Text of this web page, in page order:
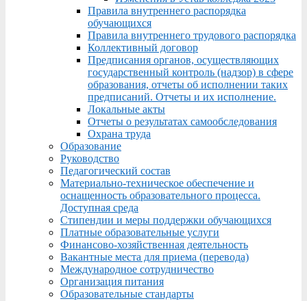
Правила внутреннего распорядка
обучающихся
Правила внутреннего трудового распорядка
Коллективный договор
Предписания органов, осуществляющих
государственный контроль (надзор) в сфере
образования, отчеты об исполнении таких
предписаний. Отчеты и их исполнение.
Локальные акты
Отчеты о результатах самообследования
Охрана труда
Образование
Руководство
Педагогический состав
Материально-техническое обеспечение и
оснащенность образовательного процесса.
Доступная среда
Стипендии и меры поддержки обучающихся
Платные образовательные услуги
Финансово-хозяйственная деятельность
Вакантные места для приема (перевода)
Международное сотрудничество
Организация питания
Образовательные стандарты